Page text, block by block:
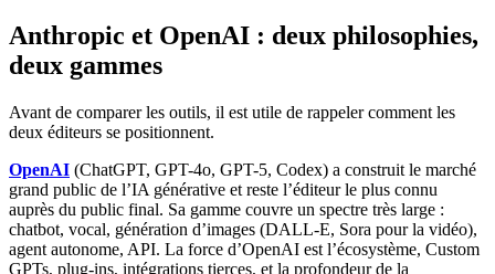
Anthropic et OpenAI : deux philosophies,
deux gammes
Avant de comparer les outils, il est utile de rappeler comment les
deux éditeurs se positionnent.
OpenAI (ChatGPT, GPT-4o, GPT-5, Codex) a construit le marché
grand public de l’IA générative et reste l’éditeur le plus connu
auprès du public final. Sa gamme couvre un spectre très large :
chatbot, vocal, génération d’images (DALL-E, Sora pour la vidéo),
agent autonome, API. La force d’OpenAI est l’écosystème, Custom
GPTs, plug-ins, intégrations tierces, et la profondeur de la